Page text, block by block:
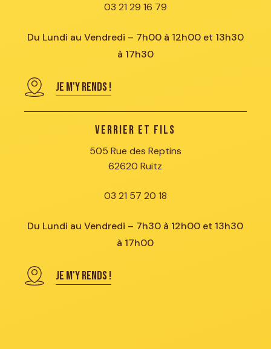
03 21 29 16 79
Du Lundi au Vendredi – 7h00 à 12h00 et 13h30
à 17h30
JE M'Y RENDS !
Verrier et Fils
505 Rue des Reptins
62620 Ruitz
03 21 57 20 18
Du Lundi au Vendredi – 7h30 à 12h00 et 13h30
à 17h00
JE M'Y RENDS !